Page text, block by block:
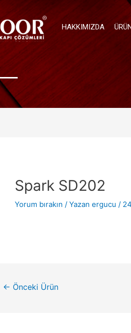
HAKKIMIZDA
Spark SD202
Yorum bırakın / Yazan ergucu /
← Önceki Ürün